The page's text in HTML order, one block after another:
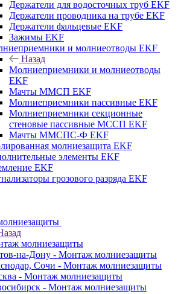
Держатели для водосточных труб EKF
Держатели проводника на трубе EKF
Держатели фальцевые EKF
Зажимы EKF
и молниеотводы EKF
Назад
Молниеприемники и молниеотводы
EKF
Мачты ММСП EKF
Молниеприемники пассивные EKF
Молниеприемники секционные
стеновые пассивные МССП EKF
Мачты ММСПС-Ф EKF
молниезащита EKF
элементы EKF
EKF
грозового разряда EKF
молниезащиты
на-Дону - Монтаж молниезащиты
Сочи - Монтаж молниезащиты
- Монтаж молниезащиты
- Монтаж молниезащиты